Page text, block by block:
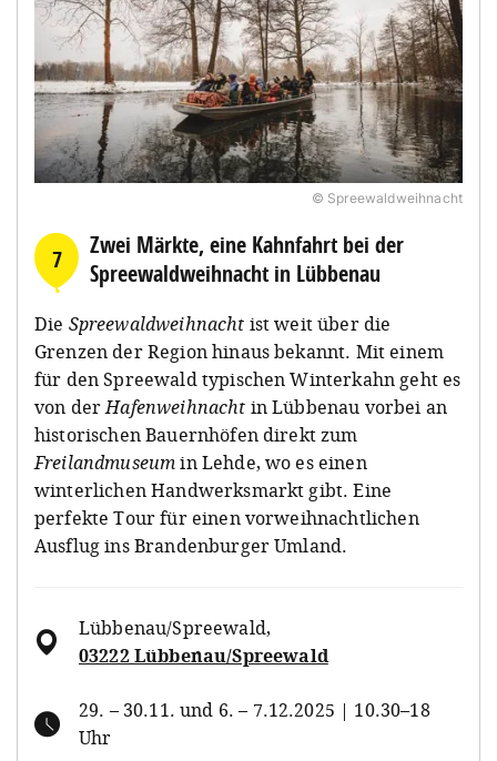
© Spreewaldweihnacht
7
Zwei Märkte, eine Kahnfahrt bei der
Spreewaldweihnacht in Lübbenau
Die Spreewaldweihnacht ist weit über die
Grenzen der Region hinaus bekannt. Mit einem
für den Spreewald typischen Winterkahn geht es
von derHafenweihnacht in Lübbenau vorbei an
historischen Bauernhöfen direkt zum
Freilandmuseumin Lehde, wo es einen
winterlichen Handwerksmarkt gibt. Eine
perfekte Tour für einen vorweihnachtlichen
Ausflug ins Brandenburger Umland.
Lübbenau/Spreewald,
03222 Lübbenau/Spreewald
29. – 30.11. und 6. – 7.12.2025 | 10.30–18
Uhr